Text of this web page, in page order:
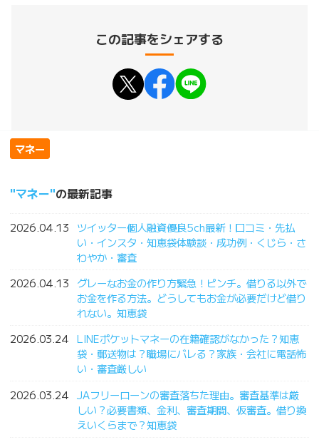
この記事をシェアする
マネー
マネー の最新記事
2026.04.13
ツイッター個人融資優良5ch最新！口コミ・先払
い・インスタ・知恵袋体験談・成功例・くじら・さ
わやか・審査
2026.04.13
グレーなお金の作り方緊急！ピンチ。借りる以外で
お金を作る方法。どうしてもお金が必要だけど借り
れない。知恵袋
2026.03.24 LINEポケットマネーの在籍確認がなかった？知恵
袋・郵送物は？職場にバレる？家族・会社に電話怖
い・審査厳しい
2026.03.24 JAフリーローンの審査落ちた理由。審査基準は厳
しい？必要書類、金利、審査期間、仮審査。借り換
えいくらまで？知恵袋